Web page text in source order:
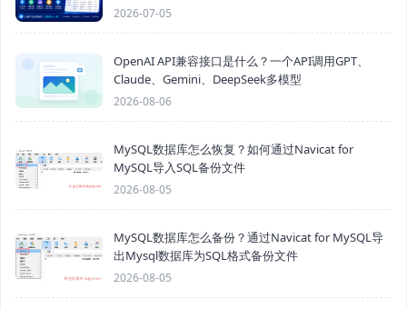
2026-07-05
OpenAI API兼容接口是什么？一个API调用GPT、
Claude、Gemini、DeepSeek多模型
2026-08-06
MySQL数据库怎么恢复？如何通过Navicat for
MySQL导入SQL备份文件
2026-08-05
MySQL数据库怎么备份？通过Navicat for MySQL导
出Mysql数据库为SQL格式备份文件
2026-08-05